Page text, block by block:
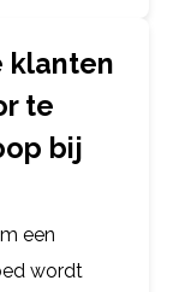
klanten
te
bij
een
wordt